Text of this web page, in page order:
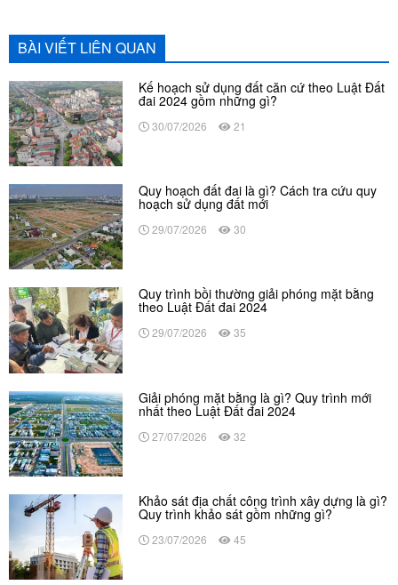
BÀI VIẾT LIÊN QUAN
Kế hoạch sử dụng đất căn cứ theo Luật Đất
đai 2024 gồm những gì?
30/07/2026 21
Quy hoạch đất đai là gì? Cách tra cứu quy
hoạch sử dụng đất mới
29/07/2026 30
Quy trình bồi thường giải phóng mặt bằng
theo Luật Đất đai 2024
29/07/2026 35
Giải phóng mặt bằng là gì? Quy trình mới
nhất theo Luật Đất đai 2024
27/07/2026 32
Khảo sát địa chất công trình xây dựng là gì?
Quy trình khảo sát gồm những gì?
23/07/2026 45